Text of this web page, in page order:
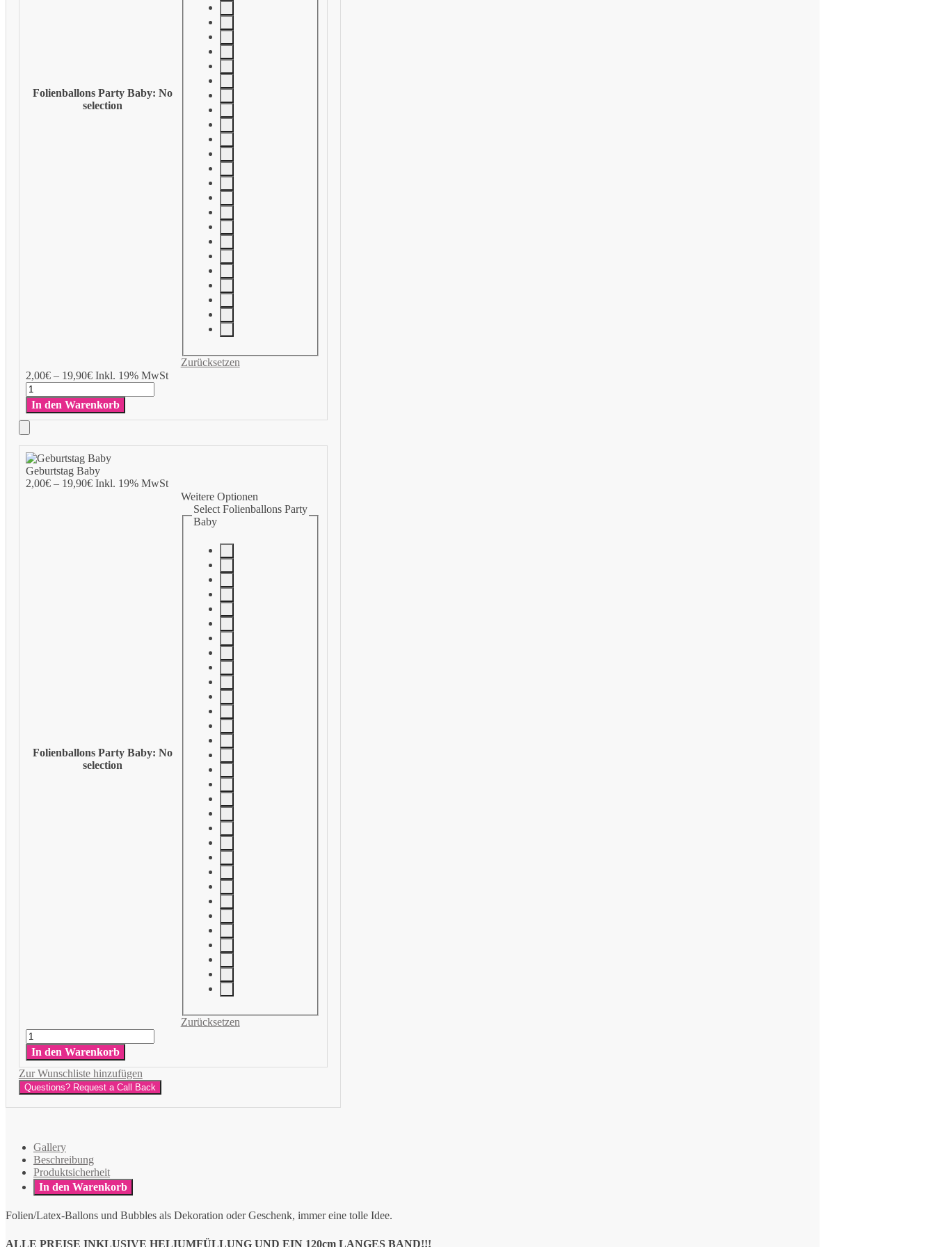
Add
to
Cart
2,00€– 19,90€Inkl. 19% MwSt
Folienballons Party Baby: No
selection
Zurücksetzen
Geburtstag
Baby
Menge
In den Warenkorb
Add
to
Cart
Geburtstag Baby
2,00€– 19,90€Inkl. 19% MwSt
Folienballons Party Baby: No
selection
Weitere Optionen
Select Folienballons Party
Baby
Zurücksetzen
Geburtstag
Baby
Menge
In den Warenkorb
Zur Wunschliste hinzufügen
Questions? Request a Call Back
Gallery
Beschreibung
Produktsicherheit
In den Warenkorb
Folien/Latex-Ballons und Bubbles als Dekoration oder Geschenk, immer eine tolle Idee.
ALLE PREISE INKLUSIVE HELIUMFÜLLUNG UND EIN 120cm LANGES BAND!!!